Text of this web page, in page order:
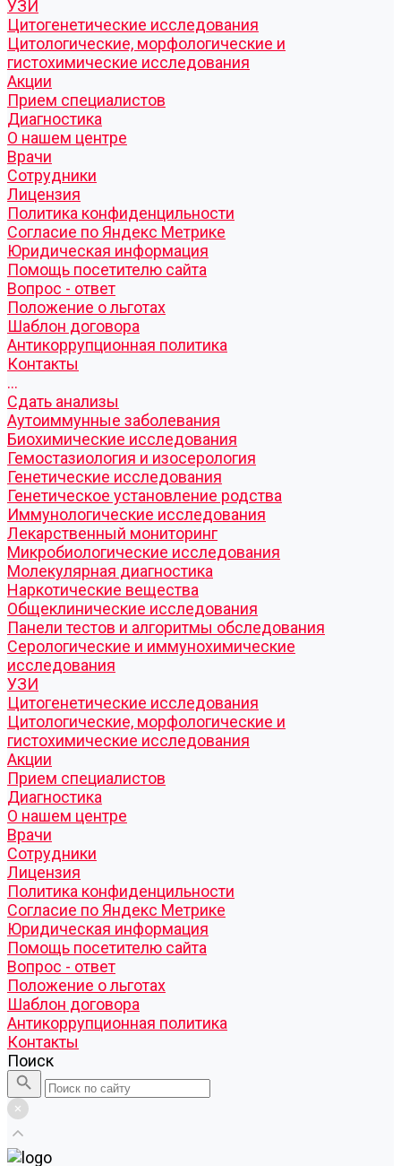
УЗИ
Цитогенетические исследования
Цитологические, морфологические и
гистохимические исследования
Акции
Прием специалистов
Диагностика
О нашем центре
Врачи
Сотрудники
Лицензия
Политика конфиденцильности
Согласие по Яндекс Метрике
Юридическая информация
Помощь посетителю сайта
Вопрос - ответ
Положение о льготах
Шаблон договора
Антикоррупционная политика
Контакты
...
Cдать анализы
Аутоиммунные заболевания
Биохимические исследования
Гемостазиология и изосерология
Генетические исследования
Генетическое установление родства
Иммунологические исследования
Лекарственный мониторинг
Микробиологические исследования
Молекулярная диагностика
Наркотические вещества
Общеклинические исследования
Панели тестов и алгоритмы обследования
Серологические и иммунохимические
исследования
УЗИ
Цитогенетические исследования
Цитологические, морфологические и
гистохимические исследования
Акции
Прием специалистов
Диагностика
О нашем центре
Врачи
Сотрудники
Лицензия
Политика конфиденцильности
Согласие по Яндекс Метрике
Юридическая информация
Помощь посетителю сайта
Вопрос - ответ
Положение о льготах
Шаблон договора
Антикоррупционная политика
Контакты
Поиск